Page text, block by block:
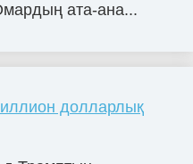
ата-ана...
долларлық